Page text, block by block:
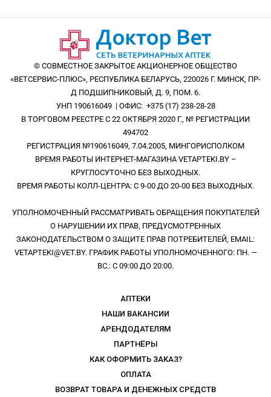
© СОВМЕСТНОЕ ЗАКРЫТОЕ АКЦИОНЕРНОЕ ОБЩЕСТВО
«ВЕТСЕРВИС-ПЛЮС», РЕСПУБЛИКА БЕЛАРУСЬ, 220026 Г. МИНСК, ПР-
Д ПОДШИПНИКОВЫЙ, Д. 9, ПОМ. 6.
УНП 190616049 | ОФИС: +375 (17) 238-28-28
В ТОРГОВОМ РЕЕСТРЕ С 22 ОКТЯБРЯ 2020 Г., № РЕГИСТРАЦИИ
494702
РЕГИСТРАЦИЯ №190616049, 7.04.2005, МИНГОРИСПОЛКОМ
ВРЕМЯ РАБОТЫ ИНТЕРНЕТ-МАГАЗИНА VETAPTEKI.BY –
КРУГЛОСУТОЧНО БЕЗ ВЫХОДНЫХ.
ВРЕМЯ РАБОТЫ КОЛЛ-ЦЕНТРА: С 9-00 ДО 20-00 БЕЗ ВЫХОДНЫХ.
УПОЛНОМОЧЕННЫЙ РАССМАТРИВАТЬ ОБРАЩЕНИЯ ПОКУПАТЕЛЕЙ
О НАРУШЕНИИ ИХ ПРАВ, ПРЕДУСМОТРЕННЫХ
ЗАКОНОДАТЕЛЬСТВОМ О ЗАЩИТЕ ПРАВ ПОТРЕБИТЕЛЕЙ, EMAIL:
VETAPTEKI@VET.BY. ГРАФИК РАБОТЫ УПОЛНОМОЧЕННОГО: ПН. —
ВС.: С 09:00 ДО 20:00.
АПТЕКИ
НАШИ ВАКАНСИИ
АРЕНДОДАТЕЛЯМ
ПАРТНЁРЫ
КАК ОФОРМИТЬ ЗАКАЗ?
ОПЛАТА
ВОЗВРАТ ТОВАРА И ДЕНЕЖНЫХ СРЕДСТВ